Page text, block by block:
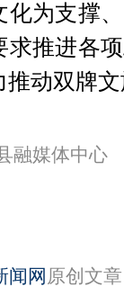
化为支撑
求推进各
推动双牌
融媒体中心
闻网 原创文